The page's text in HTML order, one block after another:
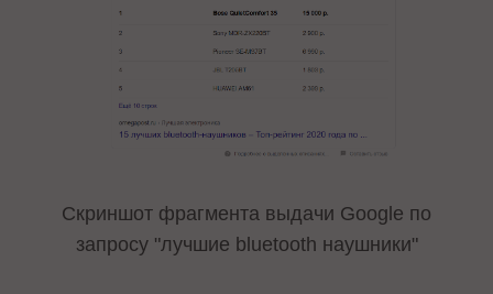
Cкриншот фрагмента выдачи Google по
запросу "лучшие bluetooth наушники"